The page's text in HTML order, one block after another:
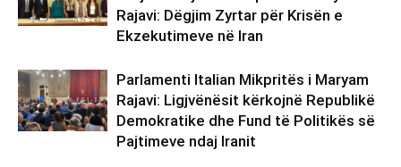
Rajavi: Dëgjim Zyrtar për Krisën e
Ekzekutimeve në Iran
Parlamenti Italian Mikpritës i Maryam
Rajavi: Ligjvënësit kërkojnë Republikë
Demokratike dhe Fund të Politikës së
Pajtimeve ndaj Iranit